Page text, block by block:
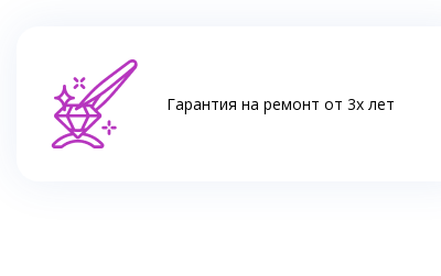
Гарантия на ремонт от 3х лет